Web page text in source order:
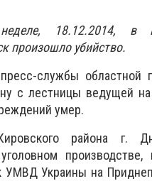
18.12.2014, в
произошло убийство.
службы областной
с лестницы ведущей
умер.
района г.
УМВД Украины на